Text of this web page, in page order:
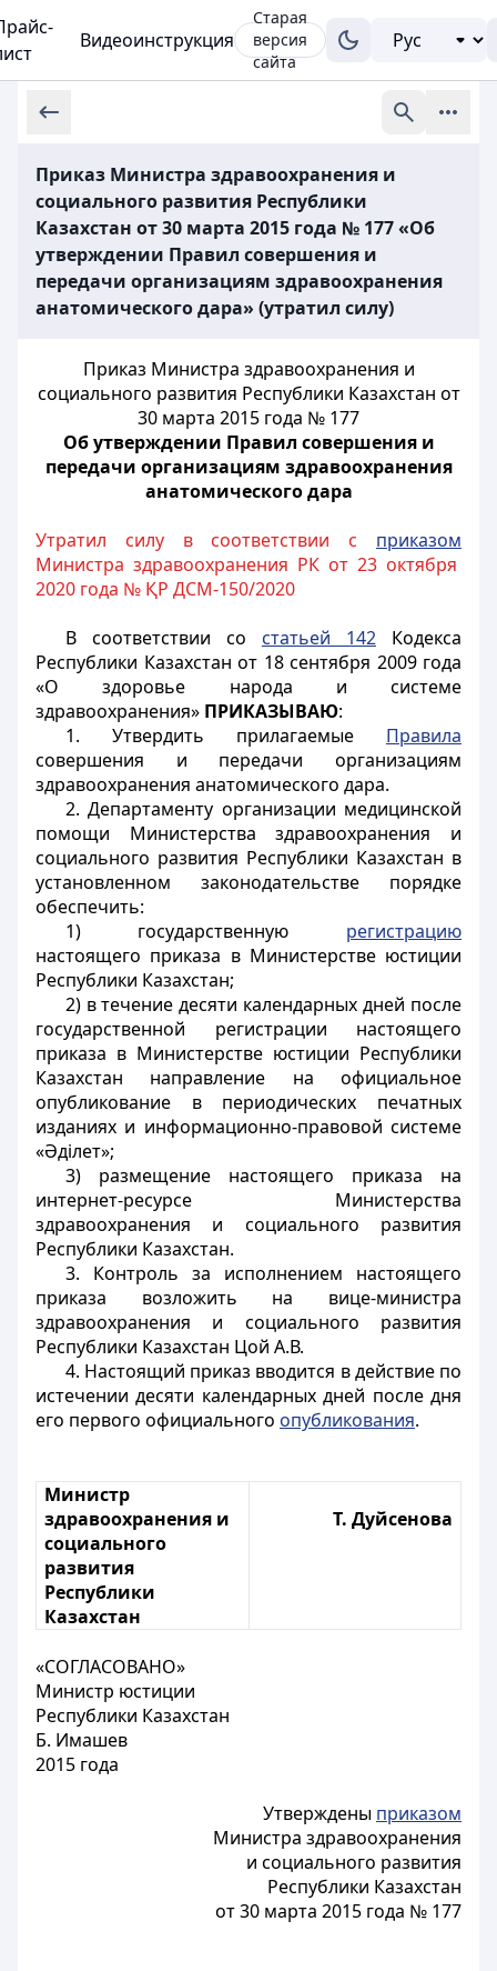
Видеоинструкция
Старая
версия
сайта
Приказ Министра здравоохранения и
социального развития Республики
Казахстан от 30 марта 2015 года № 177 «Об
утверждении Правил совершения и
передачи организациям здравоохранения
анатомического дара» (утратил силу)
Приказ Министра здравоохранения и
социального развития Республики Казахстан от
30 марта 2015 года № 177
Об утверждении Правил совершения и
передачи организациям здравоохранения
анатомического дара
Утратил силу в соответствии с приказом
Министра здравоохранения РК от 23 октября
2020 года № ҚР ДСМ-150/2020
В соответствии со статьей 142Кодекса
Республики Казахстан от 18 сентября 2009 года
«О здоровье народа и системе
здравоохранения» ПРИКАЗЫВАЮ:
1. Утвердить прилагаемые Правила
совершения и передачи организациям
здравоохранения анатомического дара.
2. Департаменту организации медицинской
помощи Министерства здравоохранения и
социального развития Республики Казахстан в
установленном законодательстве порядке
обеспечить:
1) государственную регистрацию
настоящего приказа в Министерстве юстиции
Республики Казахстан;
2) в течение десяти календарных дней после
государственной регистрации настоящего
приказа в Министерстве юстиции Республики
Казахстан направление на официальное
опубликование в периодических печатных
изданиях и информационно-правовой системе
«Әділет»;
3) размещение настоящего приказа на
интернет-ресурсе Министерства
здравоохранения и социального развития
Республики Казахстан.
3. Контроль за исполнением настоящего
приказа возложить на вице-министра
здравоохранения и социального развития
Республики Казахстан Цой А.В.
4. Настоящий приказ вводится в действие по
истечении десяти календарных дней после дня
его первого официального опубликования.
Министр
здравоохранения и
социального
развития
Республики
Казахстан
Т. Дуйсенова
«СОГЛАСОВАНО»
Министр юстиции
Республики Казахстан
Б. Имашев
2015 года
Утверждены приказом
Министра здравоохранения
и социального развития
Республики Казахстан
от 30 марта 2015 года № 177